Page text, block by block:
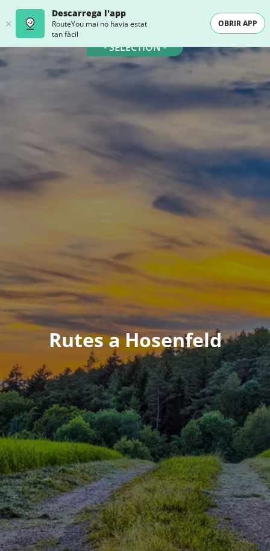
Descarrega l'app
RouteYou mai no havia estat
tan fàcil
OBRIR APP
- SELECTION -
Rutes a Hosenfeld